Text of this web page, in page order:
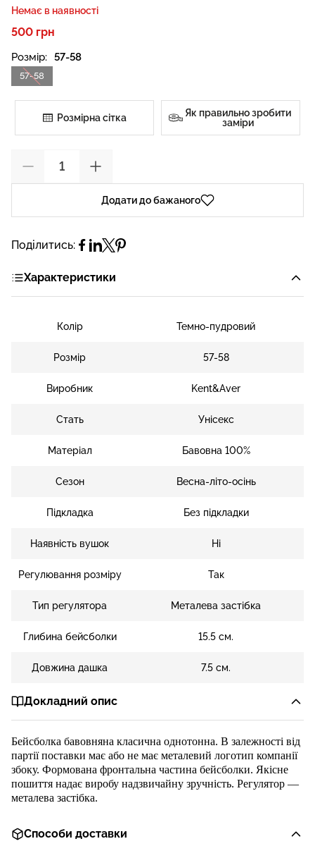
Немає в наявності
500 грн
Розмір: 57-58
57-58
Розмірна сітка
Як правильно зробити
заміри
Додати до бажаного
Поділитись:
Характеристики
Колір Темно-пудровий
Розмір 57-58
Виробник Kent&Aver
Стать Унісекс
Матеріал Бавовна 100%
Сезон Весна-літо-осінь
Підкладка Без підкладки
Наявність вушок Ні
Регулювання розміру Так
Тип регулятора Металева застібка
Глибина бейсболки 15.5 см.
Довжина дашка 7.5 см.
Докладний опис
Бейсболка бавовняна класична однотонна. В залежності від
партії поставки має або не має металевий логотип компанії
збоку. Формована фронтальна частина бейсболки. Якісне
пошиття надає виробу надзвичайну зручність. Регулятор —
металева застібка.
Способи доставки